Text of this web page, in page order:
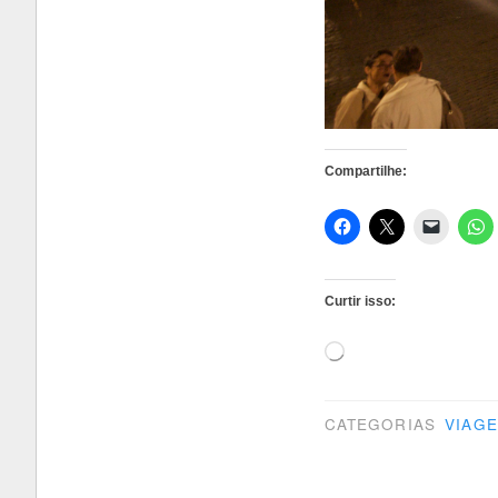
Compartilhe:
Curtir isso:
Carregando...
CATEGORIAS